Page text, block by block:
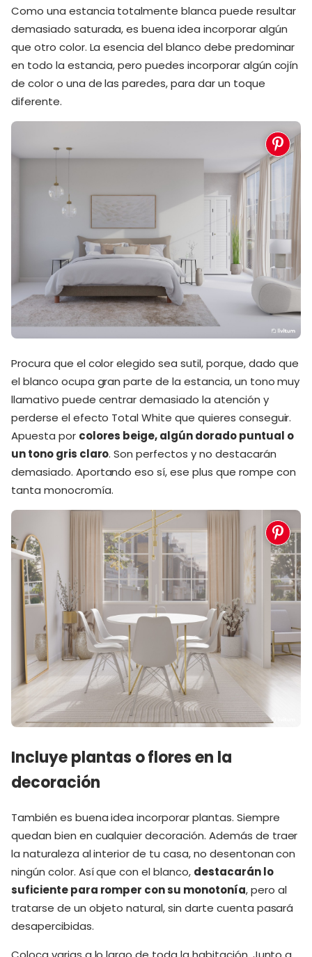
Como una estancia totalmente blanca puede resultar
demasiado saturada, es buena idea incorporar algún
que otro color. La esencia del blanco debe predominar
en todo la estancia, pero puedes incorporar algún cojín
de color o una de las paredes, para dar un toque
diferente.
Procura que el color elegido sea sutil, porque, dado que
el blanco ocupa gran parte de la estancia, un tono muy
llamativo puede centrar demasiado la atención y
perderse el efecto Total White que quieres conseguir.
Apuesta por colores beige, algún dorado puntual o
un tono gris claro. Son perfectos y no destacarán
demasiado. Aportando eso sí, ese plus que rompe con
tanta monocromía.
Incluye plantas o flores en la
decoración
También es buena idea incorporar plantas. Siempre
quedan bien en cualquier decoración. Además de traer
la naturaleza al interior de tu casa, no desentonan con
ningún color. Así que con el blanco, destacarán lo
suficiente para romper con su monotonía, pero al
tratarse de un objeto natural, sin darte cuenta pasará
desapercibidas.